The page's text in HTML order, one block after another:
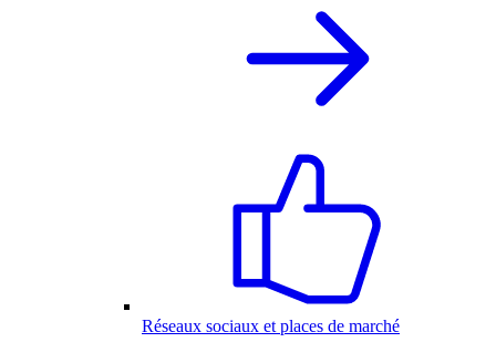
Réseaux sociaux et places de marché